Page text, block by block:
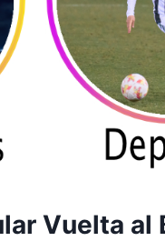
Vuelta al